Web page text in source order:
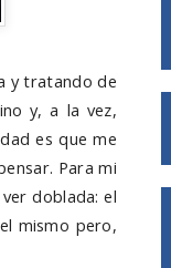
y tratando de
y, a la vez,
es que me
Para mi
doblada: el
mismo pero,